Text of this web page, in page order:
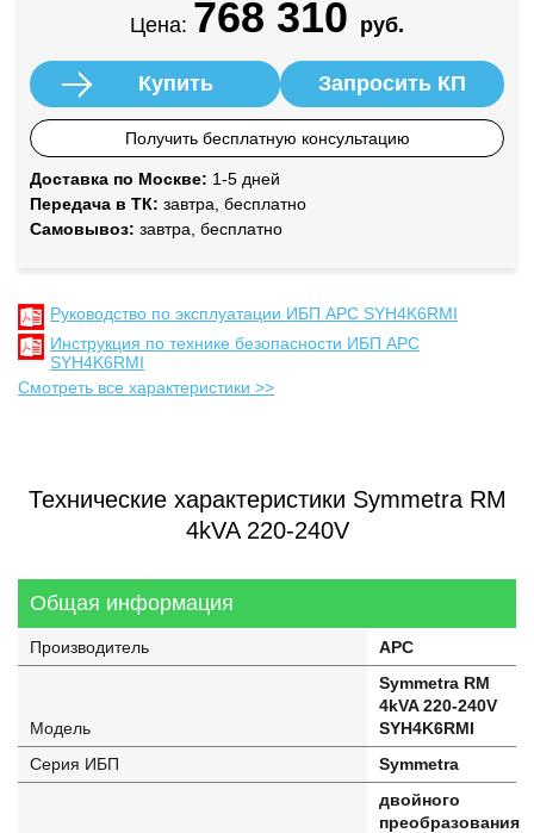
Цена: 768 310 руб.
Купить Запросить КП
Получить бесплатную консультацию
Доставка по Москве: 1-5 дней
Передача в ТК: завтра, бесплатно
Самовывоз: завтра, бесплатно
Руководство по эксплуатации ИБП APC SYH4K6RMI
Инструкция по технике безопасности ИБП APC
SYH4K6RMI
Смотреть все характеристики >>
Технические характеристики Symmetra RM
4kVA 220-240V
Общая информация
Производитель APC
Модель
Symmetra RM
4kVA 220-240V
SYH4K6RMI
Серия ИБП
Symmetra
двойного
преобразования